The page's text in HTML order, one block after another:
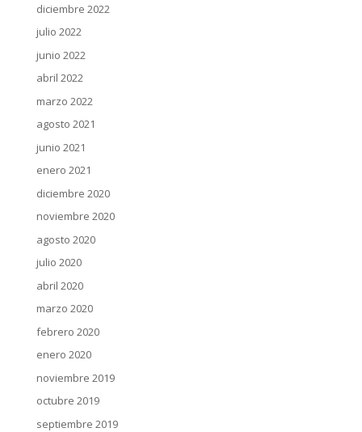
diciembre 2022
julio 2022
junio 2022
abril 2022
marzo 2022
agosto 2021
junio 2021
enero 2021
diciembre 2020
noviembre 2020
agosto 2020
julio 2020
abril 2020
marzo 2020
febrero 2020
enero 2020
noviembre 2019
octubre 2019
septiembre 2019